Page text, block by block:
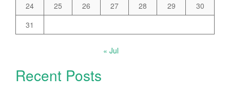
24
25 26 27 28 29
30
31
« Jul
Recent Posts